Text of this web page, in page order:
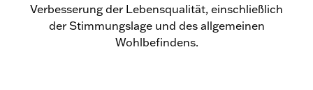
Verbesserung der Lebensqualität, einschließlich
der Stimmungslage und des allgemeinen
Wohlbefindens.